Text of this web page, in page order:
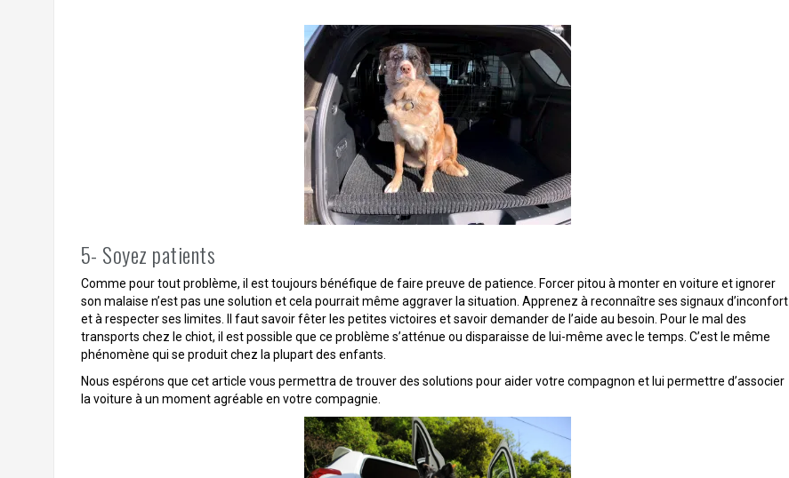
5- Soyez patients
Comme pour tout problème, il est toujours bénéfique de faire preuve de patience. Forcer pitou à monter en voiture et ignorer
son malaise n’est pas une solution et cela pourrait même aggraver la situation. Apprenez à reconnaître ses signaux d’inconfort
et à respecter ses limites. Il faut savoir fêter les petites victoires et savoir demander de l’aide au besoin. Pour le mal des
transports chez le chiot, il est possible que ce problème s’atténue ou disparaisse de lui-même avec le temps. C’est le même
phénomène qui se produit chez la plupart des enfants.
Nous espérons que cet article vous permettra de trouver des solutions pour aider votre compagnon et lui permettre d’associer
la voiture à un moment agréable en votre compagnie.